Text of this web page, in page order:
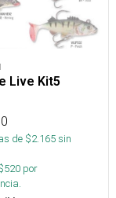
Live Kit5
de $2.165sin
520 por